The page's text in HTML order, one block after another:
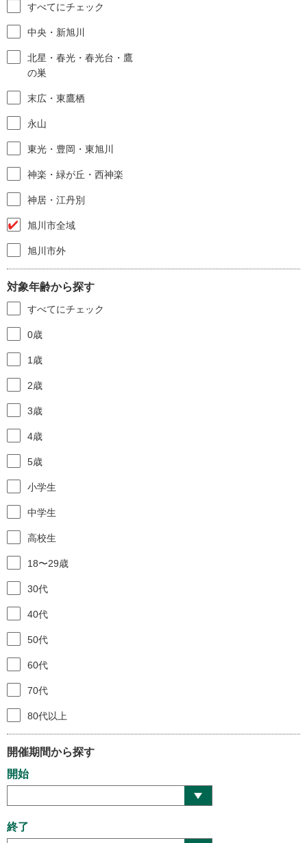
すべてにチェック
中央・新旭川
北星・春光・春光台・鷹
の巣
末広・東鷹栖
永山
東光・豊岡・東旭川
神楽・緑が丘・西神楽
神居・江丹別
旭川市全域
旭川市外
対象年齢から探す
すべてにチェック
0歳
1歳
2歳
3歳
4歳
5歳
小学生
中学生
高校生
18〜29歳
30代
40代
50代
60代
70代
80代以上
開催期間から探す
開始
終了